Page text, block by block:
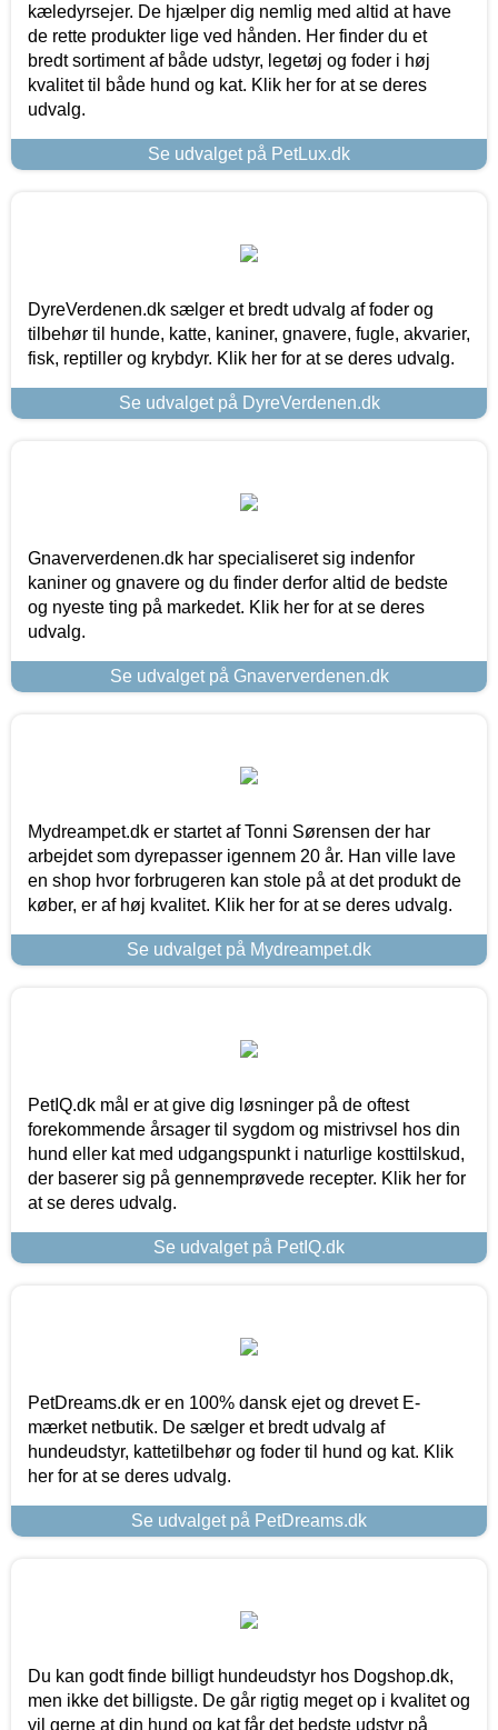
kæledyrsejer. De hjælper dig nemlig med altid at have
de rette produkter lige ved hånden. Her finder du et
bredt sortiment af både udstyr, legetøj og foder i høj
kvalitet til både hund og kat. Klik her for at se deres
udvalg.
Se udvalget på PetLux.dk
DyreVerdenen.dk sælger et bredt udvalg af foder og
tilbehør til hunde, katte, kaniner, gnavere, fugle, akvarier,
fisk, reptiller og krybdyr. Klik her for at se deres udvalg.
Se udvalget på DyreVerdenen.dk
Gnaververdenen.dk har specialiseret sig indenfor
kaniner og gnavere og du finder derfor altid de bedste
og nyeste ting på markedet. Klik her for at se deres
udvalg.
Se udvalget på Gnaververdenen.dk
Mydreampet.dk er startet af Tonni Sørensen der har
arbejdet som dyrepasser igennem 20 år. Han ville lave
en shop hvor forbrugeren kan stole på at det produkt de
køber, er af høj kvalitet. Klik her for at se deres udvalg.
Se udvalget på Mydreampet.dk
PetIQ.dk mål er at give dig løsninger på de oftest
forekommende årsager til sygdom og mistrivsel hos din
hund eller kat med udgangspunkt i naturlige kosttilskud,
der baserer sig på gennemprøvede recepter. Klik her for
at se deres udvalg.
Se udvalget på PetIQ.dk
PetDreams.dk er en 100% dansk ejet og drevet E-
mærket netbutik. De sælger et bredt udvalg af
hundeudstyr, kattetilbehør og foder til hund og kat. Klik
her for at se deres udvalg.
Se udvalget på PetDreams.dk
Du kan godt finde billigt hundeudstyr hos Dogshop.dk,
men ikke det billigste. De går rigtig meget op i kvalitet og
vil gerne at din hund og kat får det bedste udstyr på